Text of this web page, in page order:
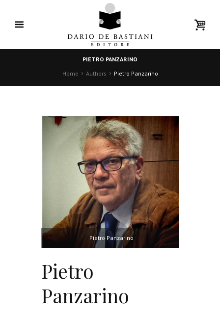
PIETRO PANZARINO
Home
Authors Pietro Panzarino
Pietro Panzarino
Pietro
Panzarino